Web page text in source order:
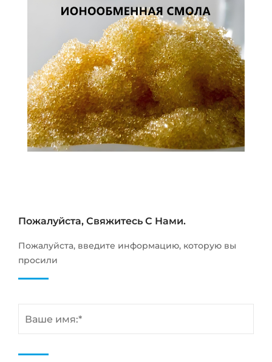
Пожалуйста, Свяжитесь С Нами.
Пожалуйста, введите информацию, которую вы
просили